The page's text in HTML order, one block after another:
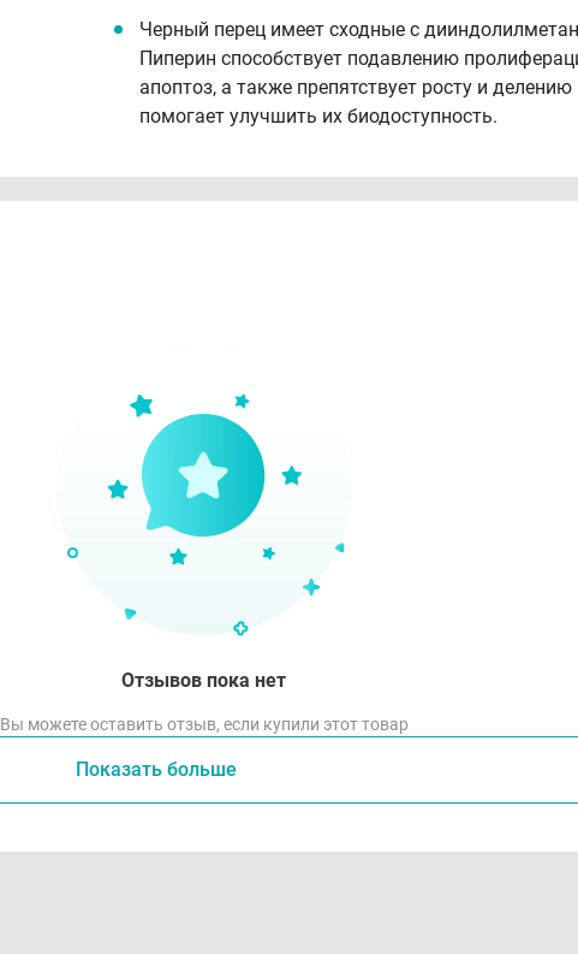
Черный перец имеет сходные с
Пиперин способствует подавлению
апоптоз, а также препятствует росту и
помогает улучшить их биодоступность.
Не содержит химических красителей и
Имеется сертификат Vegan.
Действие:
Сбалансированный комплекс содержит
риска развития новообразований и нарушений
эстрогенов и поддержанию в норме их баланса;
процессов детоксикации организма; улучшению
Дииндолилметан, альфа-токоферола ацетат,
концентрат капусты брокколи; диоксид кремния
Отзывов пока нет
Вы можете оставить отзыв, если купили этот товар
Показать больше